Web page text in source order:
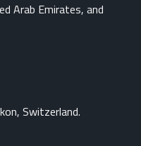
Arab Emirates, and
Switzerland.